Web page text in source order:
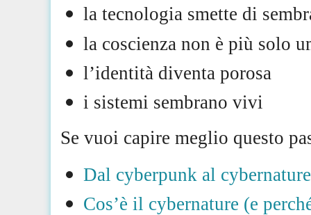
la tecnologia smette di
la coscienza non è più solo
l’identità diventa porosa
i sistemi sembrano vivi
Se vuoi capire meglio questo
Dal cyberpunk al
Cos’è il cybernature (e